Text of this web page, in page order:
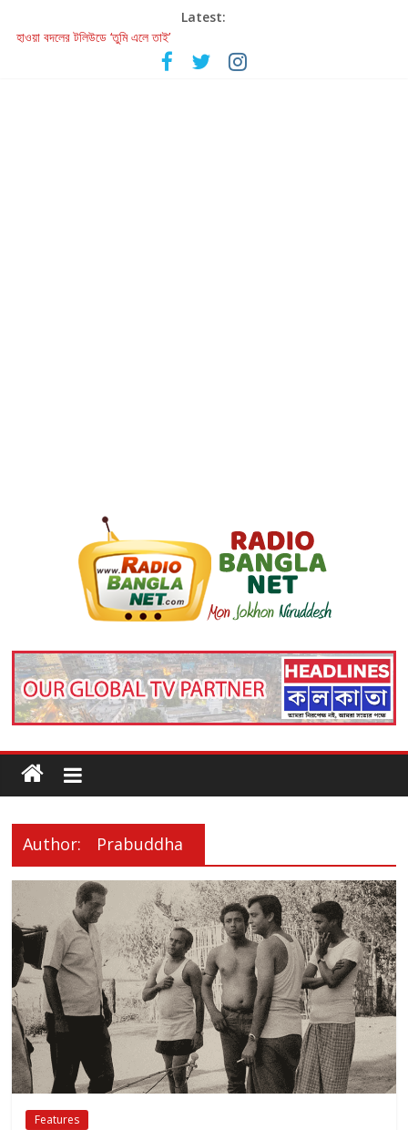
Latest:
হাওয়া বদলের টলিউডে ‘তুমি এলে তাই’
রবীন্দ্রনাথ ও গুলজারের সৃষ্টির মেলবন্ধনে মুগ্ধ করল ‘দুই তারার দোতারা’
কলের গান থেকে রীলস্ — বাঙালির গান শোনার বিবর্তনের গল্প
Author: Prabuddha
Features